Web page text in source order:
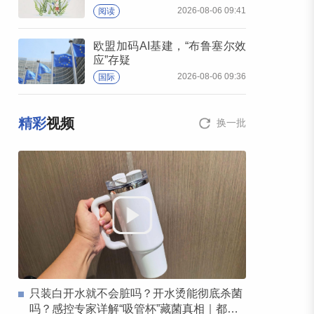
阅读 2026-08-06 09:41
欧盟加码AI基建，“布鲁塞尔效
应”存疑
国际 2026-08-06 09:36
精彩视频 换一批
只装白开水就不会脏吗？开水烫能彻底杀菌
吗？感控专家详解“吸管杯”藏菌真相｜都视